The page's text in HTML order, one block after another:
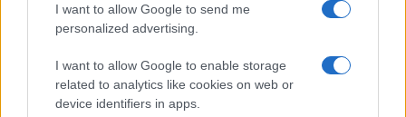
I want to allow Google to send me
personalized advertising.
I want to allow Google to enable storage
related to analytics like cookies on web or
device identifiers in apps.
Iako Bijela kuća tvrdi da nema razloga za
javnosti ponovno je otvorilo pitanja o njegovu
zdravstvenom stanju, osobito u trenutku kada se
približava 80. rođendanu, piše Dnevnik.hr.